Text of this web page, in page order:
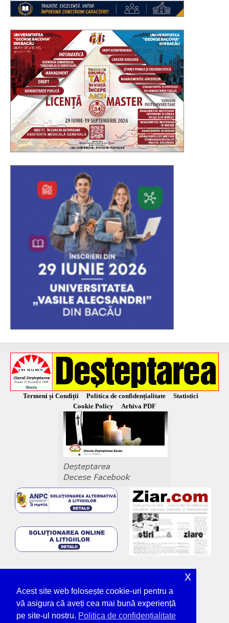
Termeni și Condiții Politica de confidențialitate
Statistici
Cookie Policy
Arhiva PDF
Acest site web folosește cookie-uri pentru a
vă asigura că aveți cea mai bună experiență
pe site-ul nostru. Politica de confidențialitate
x